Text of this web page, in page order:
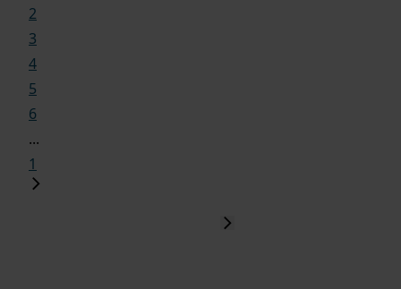
2
3
4
5
6
...
1